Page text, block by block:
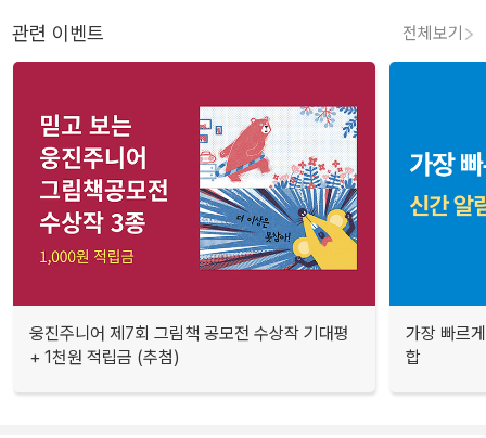
관련 이벤트 전체보기
웅진주니어 제7회 그림책 공모전 수상작 기대평
+ 1천원 적립금 (추첨)
가장 빠르
합